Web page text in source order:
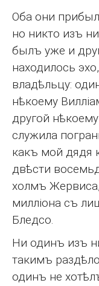
Оба они
но никто изъ
былъ уже и
находилось
владѣльцу:
нѣкоему
другой
служила
какъ мой дядя
двѣсти
холмъ Жервиса,
милліона съ
Бледсо.
Ни одинъ изъ
такимъ
одинъ не